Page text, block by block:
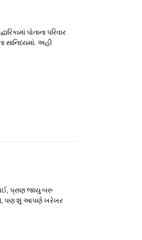
પોતાના પરિવાર
સાનિધ્યમાં. અહી
પ્રાણ જાયુ બરુ
પણ શું આપણે ખરેખર